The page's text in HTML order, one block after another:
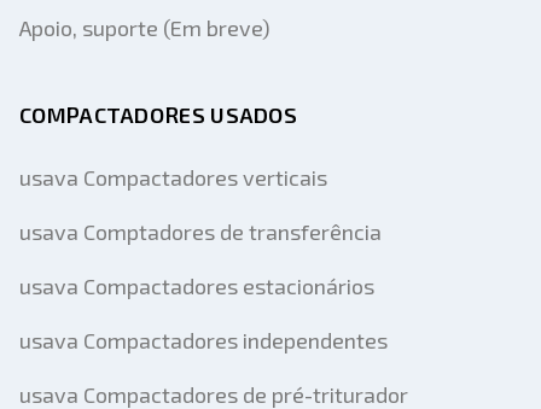
Apoio, suporte (Em breve)
COMPACTADORES USADOS
usava Compactadores verticais
usava Comptadores de transferência
usava Compactadores estacionários
usava Compactadores independentes
usava Compactadores de pré-triturador